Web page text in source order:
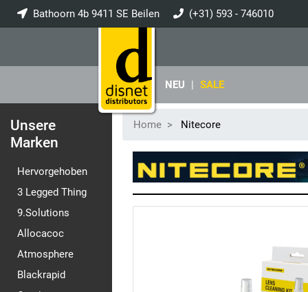
Bathoorn 4b 9411 SE Beilen (+31) 593 - 746010
NEU | SALE
Unsere
Marken
Hervorgehoben
3 Legged Thing
9.Solutions
Allocacoc
Atmosphere
Blackrapid
Home Nitecore